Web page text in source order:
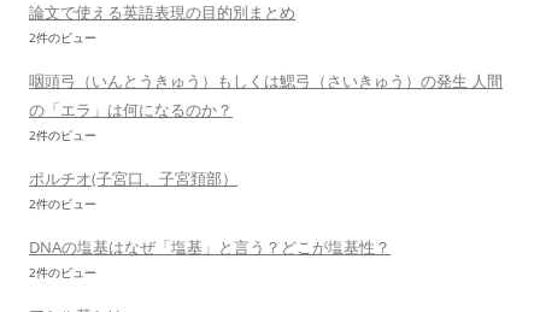
論文で使える英語表現の目的別まとめ
2件のビュー
咽頭弓（いんとうきゅう）もしくは鰓弓（さいきゅう）の発生 人間
の「エラ」は何になるのか？
2件のビュー
ポルチオ(子宮口、子宮頚部）
2件のビュー
DNAの塩基はなぜ「塩基」と言う？どこが塩基性？
2件のビュー